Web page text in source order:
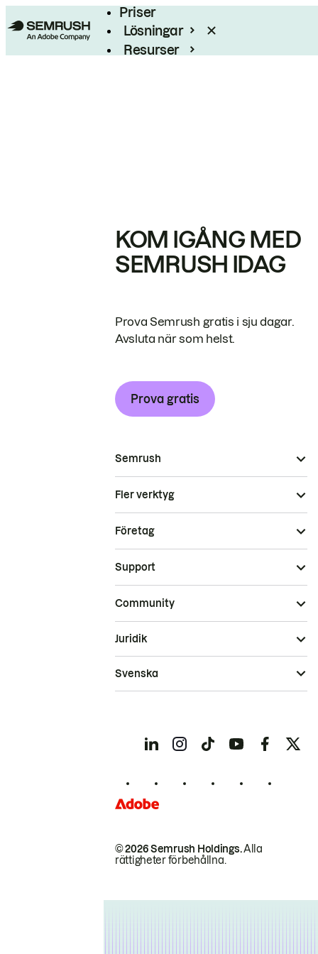
Priser
Lösningar
Resurser
KOM IGÅNG MED
SEMRUSH IDAG
Prova Semrush gratis i sju dagar.
Avsluta när som helst.
Prova gratis
Semrush
Fler verktyg
Företag
Support
Community
© 2026 Semrush Holdings.Alla
rättigheter förbehållna.
Juridik
Svenska